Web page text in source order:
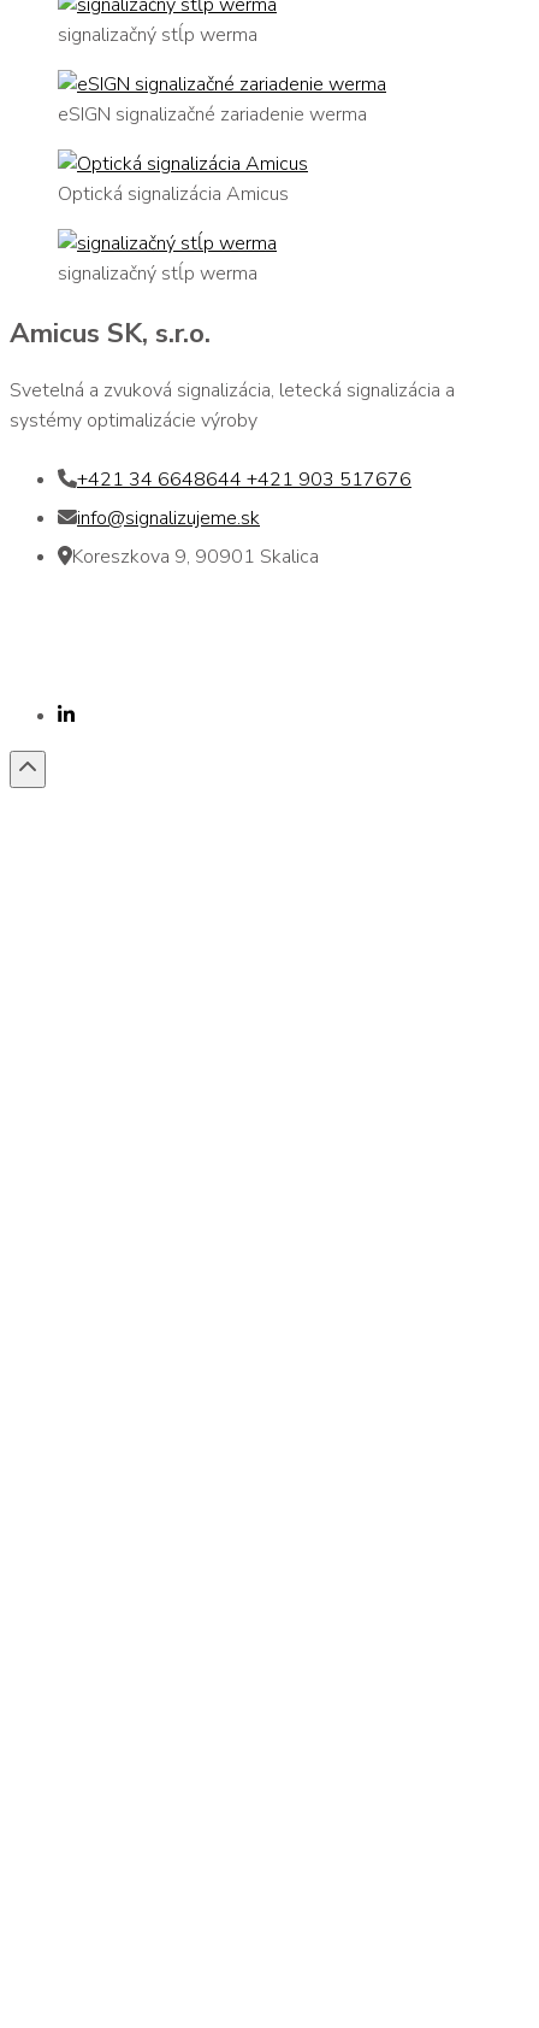
signalizačný stĺp werma
eSIGN signalizačné zariadenie werma
Optická signalizácia Amicus
signalizačný stĺp werma
Amicus SK, s.r.o.
Svetelná a zvuková signalizácia, letecká signalizácia a
systémy optimalizácie výroby
+421 34 6648644 +421 903 517676
info@signalizujeme.sk
Koreszkova 9, 90901 Skalica